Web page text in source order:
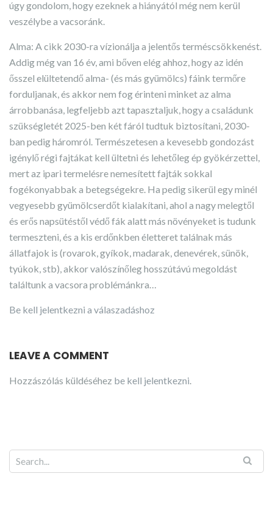
úgy gondolom, hogy ezeknek a hiányától még nem kerül
veszélybe a vacsoránk.
Alma: A cikk 2030-ra vízionálja a jelentős terméscsökkenést.
Addig még van 16 év, ami bőven elég ahhoz, hogy az idén
ősszel elültetendő alma- (és más gyümölcs) fáink termőre
forduljanak, és akkor nem fog érinteni minket az alma
árrobbanása, legfeljebb azt tapasztaljuk, hogy a családunk
szükségletét 2025-ben két fáról tudtuk biztosítani, 2030-
ban pedig háromról. Természetesen a kevesebb gondozást
igénylő régi fajtákat kell ültetni és lehetőleg ép gyökérzettel,
mert az ipari termelésre nemesített fajták sokkal
fogékonyabbak a betegségekre. Ha pedig sikerül egy minél
vegyesebb gyümölcserdőt kialakítani, ahol a nagy melegtől
és erős napsütéstől védő fák alatt más növényeket is tudunk
termeszteni, és a kis erdőnkben életteret találnak más
állatfajok is (rovarok, gyíkok, madarak, denevérek, sünök,
tyúkok, stb), akkor valószínőleg hosszútávú megoldást
találtunk a vacsora problémánkra…
Be kell jelentkezni a válaszadáshoz
LEAVE A COMMENT
Hozzászólás küldéséhez be kell jelentkezni.